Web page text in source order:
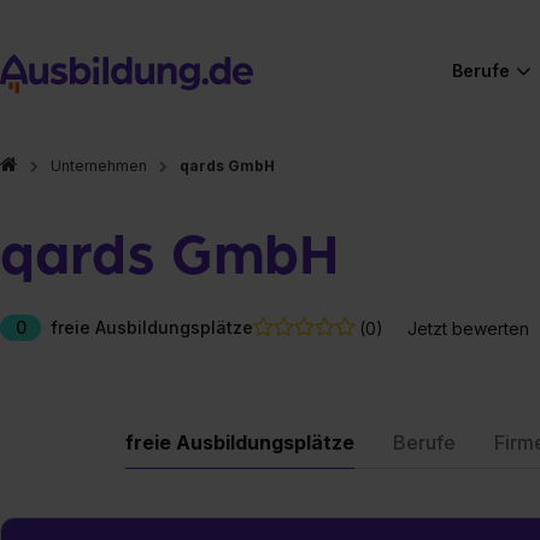
Berufe
Unternehmen qards GmbH
qards GmbH
0 freie Ausbildungsplätze (0) Jetzt bewerten
freie Ausbildungsplätze Berufe